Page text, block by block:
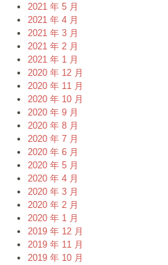
2021 年 5 月
2021 年 4 月
2021 年 3 月
2021 年 2 月
2021 年 1 月
2020 年 12 月
2020 年 11 月
2020 年 10 月
2020 年 9 月
2020 年 8 月
2020 年 7 月
2020 年 6 月
2020 年 5 月
2020 年 4 月
2020 年 3 月
2020 年 2 月
2020 年 1 月
2019 年 12 月
2019 年 11 月
2019 年 10 月